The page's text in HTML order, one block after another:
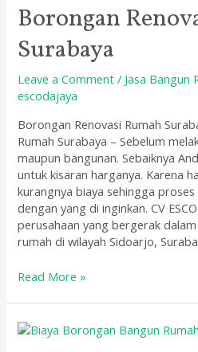
Borongan
Surabaya
Leave a Comment / Jasa Bangun
escodajaya
Borongan Renovasi Rumah
Rumah Surabaya – Sebelum
maupun bangunan. Sebaiknya
untuk kisaran harganya. Karena
kurangnya biaya sehingga
dengan yang di inginkan. CV
perusahaan yang bergerak
rumah di wilayah Sidoarjo,
Rumah
Surabaya
Read More »
Biaya